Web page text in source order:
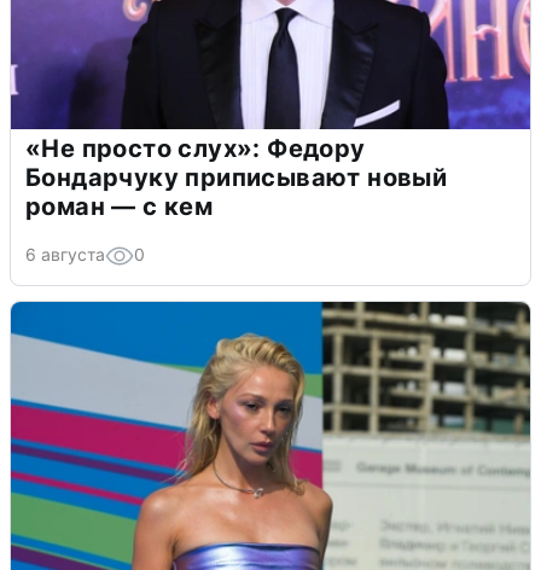
«Не просто слух»: Федору
Бондарчуку приписывают новый
роман — с кем
6 августа 0